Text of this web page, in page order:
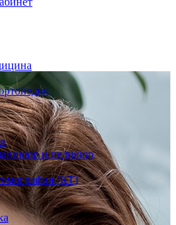
и педикюр
(КТ)